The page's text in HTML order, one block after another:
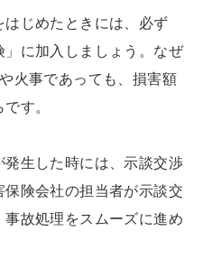
じめたときには、必ず
」に加入しましょう。なぜ
火事であっても、損害額
す。
発生した時には、示談交渉
険会社の担当者が示談交
故処理をスムーズに進め